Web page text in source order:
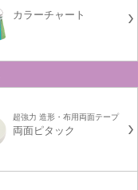
カラーチャート
超強力 造形・布用両面テープ
両面ピタック